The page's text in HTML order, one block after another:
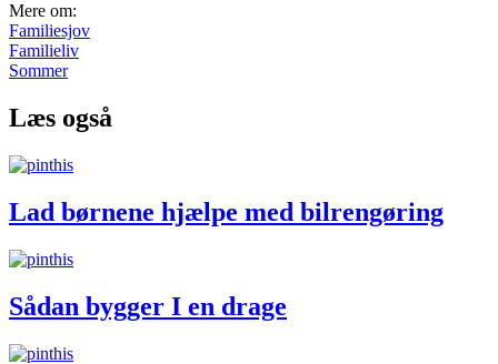
Mere om:
Familiesjov
Familieliv
Sommer
Læs også
Lad børnene hjælpe med bilrengøring
Sådan bygger I en drage